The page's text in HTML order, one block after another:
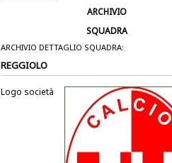
ARCHIVIO
SQUADRA
ARCHIVIO DETTAGLIO SQUADRA:
REGGIOLO
Logo società